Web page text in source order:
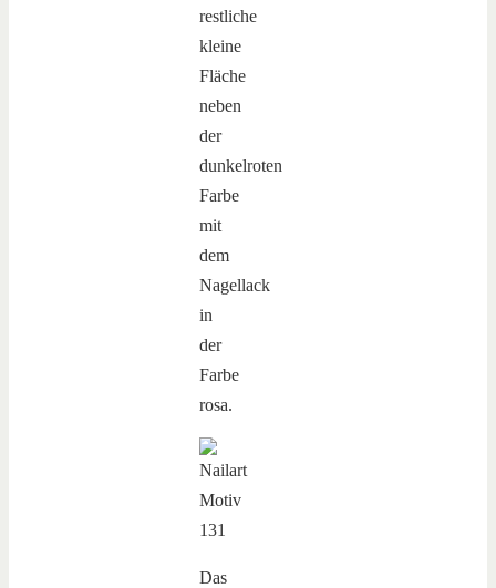
restliche
kleine
Fläche
neben
der
dunkelroten
Farbe
mit
dem
Nagellack
in
der
Farbe
rosa.
Das